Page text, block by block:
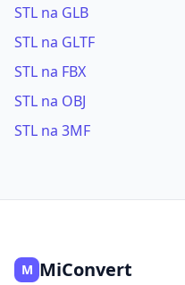
STL na GLB
STL na GLTF
STL na FBX
STL na OBJ
STL na 3MF
M MiConvert